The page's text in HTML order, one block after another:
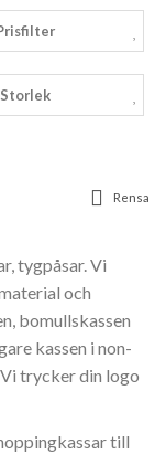
Storlek
Rensa
tygpåsar. Vi
och
bomullskassen
kassen i non-
trycker din logo
till